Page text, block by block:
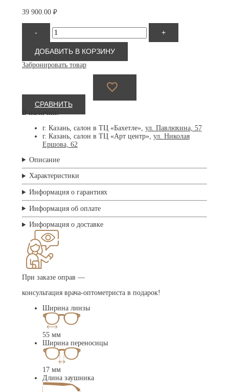
39 900.00 ₽
-
Количество
товара
Saint
Laurent
684/F
002
+
ДОБАВИТЬ В КОРЗИНУ
Забронировать товар
СРАВНИТЬ
В наличии:
г. Казань, салон в ТЦ «Бахетле», ул. Павлюхина, 57
г. Казань, салон в ТЦ «Арт центр», ул. Николая
Ершова, 62
Описание
Характеристики
Информация о гарантиях
Информация об оплате
Информация о доставке
При заказе оправ —
консультация врача-оптометриста в подарок!
Ширина линзы
55 мм
Ширина переносицы
17 мм
Длина заушника